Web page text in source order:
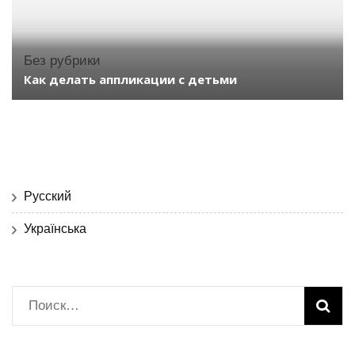
Без рубрики
Как делать аппликации с детьми
Русский
Українська
Найти: